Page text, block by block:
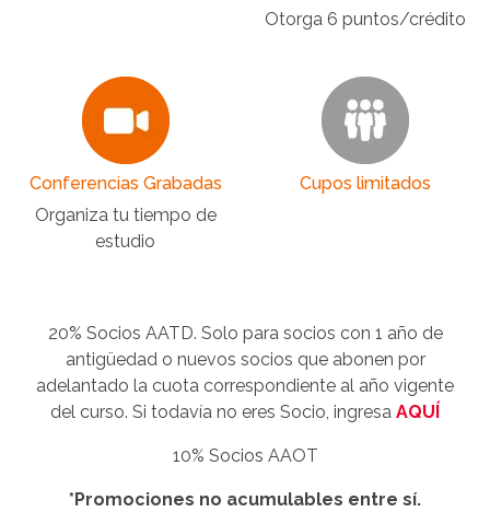
Otorga 6 puntos/crédito
Conferencias Grabadas
Organiza tu tiempo de
estudio
Cupos limitados
20% Socios AATD. Solo para socios con 1 año de
antigüedad o nuevos socios que abonen por
adelantado la cuota correspondiente al año vigente
del curso. Si todavía no eres Socio, ingresa AQUÍ
10% Socios AAOT
*Promociones no acumulables entre sí.